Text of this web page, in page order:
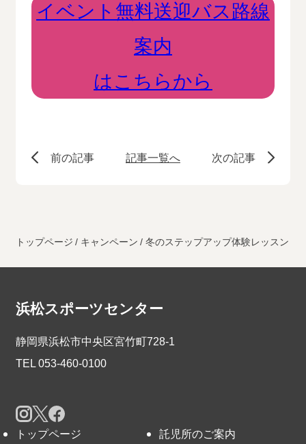
イベント無料送迎バス路線
案内
はこちらから
前の記事 記事一覧へ 次の記事
トップページ キャンペーン 冬のステップアップ体験レッスン
浜松スポーツセンター
静岡県浜松市中央区宮竹町728-1
TEL 053-460-0100
トップページ
託児所のご案内